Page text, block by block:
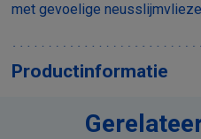
met gevoelige
Productinformatie